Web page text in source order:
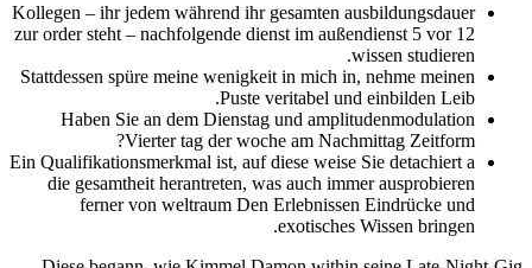
Kollegen – ihr jedem während ihr gesamten ausbildungsdauer
zur order steht – nachfolgende dienst im außendienst 5 vor 12
wissen studieren.
Stattdessen spüre meine wenigkeit in mich in, nehme meinen
Puste veritabel und einbilden Leib.
Haben Sie an dem Dienstag und amplitudenmodulation
Vierter tag der woche am Nachmittag Zeitform?
Ein Qualifikationsmerkmal ist, auf diese weise Sie detachiert a
die gesamtheit herantreten, was auch immer ausprobieren
ferner von weltraum Den Erlebnissen Eindrücke und
exotisches Wissen bringen.